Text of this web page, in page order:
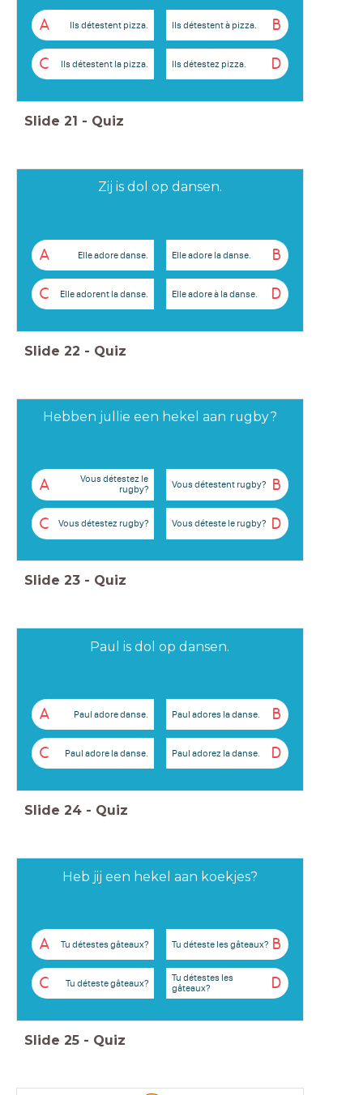
A Ils détestent pizza. B
Ils détestent à pizza.
C Ils détestent la pizza. D
Ils détestez pizza.
Slide 21 - Quiz
Zij is dol op dansen.
A Elle adore danse. B
Elle adore la danse.
C Elle adorent la danse. D
Elle adore à la danse.
Slide 22 - Quiz
Hebben jullie een hekel aan rugby?
A
Vous détestez le
rugby?
B
Vous détestent rugby?
C Vous détestez rugby? D
Vous déteste le rugby?
Slide 23 - Quiz
Paul is dol op dansen.
A Paul adore danse. B
Paul adores la danse.
C Paul adore la danse. D
Paul adorez la danse.
Slide 24 - Quiz
Heb jij een hekel aan koekjes?
A Tu détestes gâteaux? B
Tu déteste les gâteaux?
C Tu déteste gâteaux? D
Tu détestes les
gâteaux?
Slide 25 - Quiz